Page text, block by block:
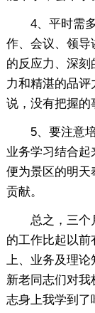
4、平时需多
作、会议、领导
的反应力、深
力和精湛的品
说，没有把握的
5、要注意培
业务学习结合起
便为景区的明天
贡献。
总之，三个月
的工作比起以前
上、业务及理
新老同志们对我
志身上我学到了